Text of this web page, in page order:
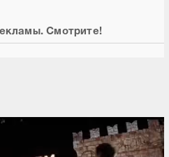
Смотрите!